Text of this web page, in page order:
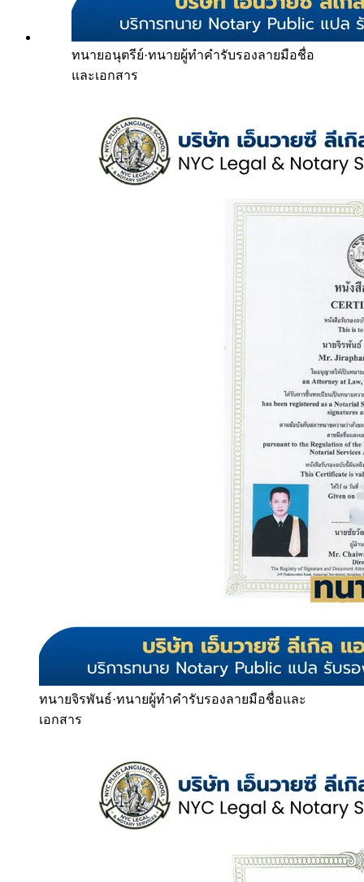
ทนายอนุตรีย์·ทนายผู้ทำคำรับรองลายมือชื่อ
และเอกสาร
ทนายจิรพันธ์·ทนายผู้ทำคำรับรองลายมือชื่อและ
เอกสาร